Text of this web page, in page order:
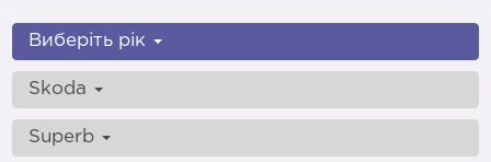
Виберіть рік
Skoda
Superb